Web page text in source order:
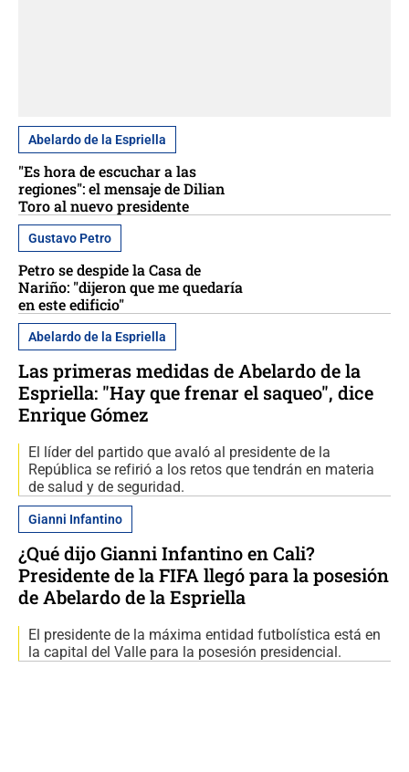
Abelardo de la Espriella
"Es hora de escuchar a las
regiones": el mensaje de Dilian
Toro al nuevo presidente
Gustavo Petro
Petro se despide la Casa de
Nariño: "dijeron que me quedaría
en este edificio"
Abelardo de la Espriella
Las primeras medidas de Abelardo de la
Espriella: "Hay que frenar el saqueo", dice
Enrique Gómez
El líder del partido que avaló al presidente de la
República se refirió a los retos que tendrán en materia
de salud y de seguridad.
Gianni Infantino
¿Qué dijo Gianni Infantino en Cali?
Presidente de la FIFA llegó para la posesión
de Abelardo de la Espriella
El presidente de la máxima entidad futbolística está en
la capital del Valle para la posesión presidencial.